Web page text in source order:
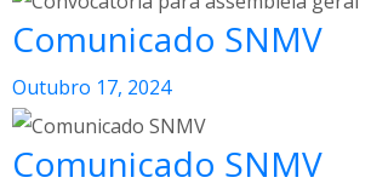
Comunicado SNMV
Outubro 17, 2024
Comunicado SNMV